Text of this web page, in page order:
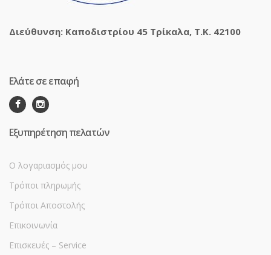
Διεύθυνση: Καποδιστρίου 45 Τρίκαλα, Τ.Κ. 42100
Ελάτε σε επαφή
Εξυπηρέτηση πελατών
Ο λογαριασμός μου
Τρόποι πληρωμής
Τρόποι Αποστολής
Επικοινωνία
Επισκευές – Service